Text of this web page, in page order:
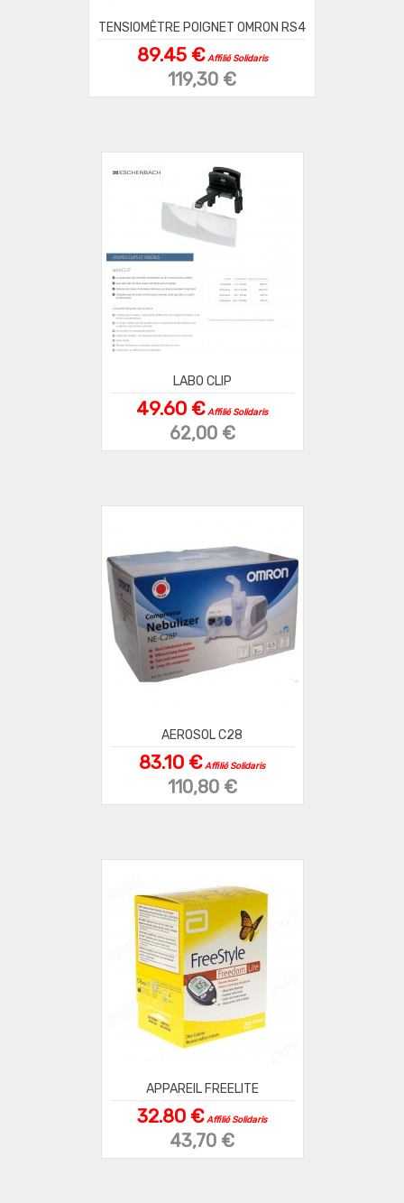
TENSIOMÈTRE POIGNET OMRON RS4
89.45 € Affilié Solidaris
119,30 €
LABO CLIP
49.60 €Affilié Solidaris
62,00 €
AEROSOL C28
83.10 €Affilié Solidaris
110,80 €
APPAREIL FREELITE
32.80 €Affilié Solidaris
43,70 €